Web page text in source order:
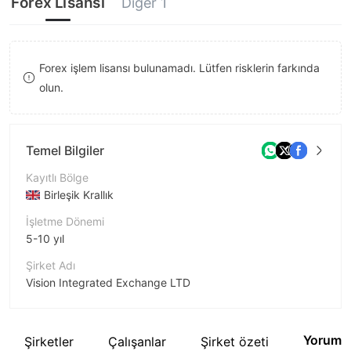
9Forex işlem lisansı bulunamadı. Lütfen risklerin farkında
olun.
Temel Bilgiler
Kayıtlı Bölge
Birleşik Krallık
İşletme Dönemi
5-10 yıl
Şirket Adı
Vision Integrated Exchange LTD
Şirketler Çalışanlar Şirket özeti Yorum